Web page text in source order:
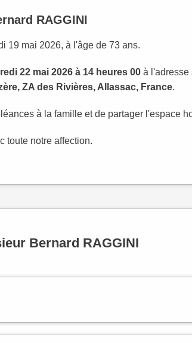
RAGGINI
19 mai 2026, à l'âge de 73 ans.
22 mai 2026 à 14 heures 00 à l'adresse
ZA des Rivières, Allassac, France.
à la famille et de partager l'espace
toute notre affection.
Bernard RAGGINI